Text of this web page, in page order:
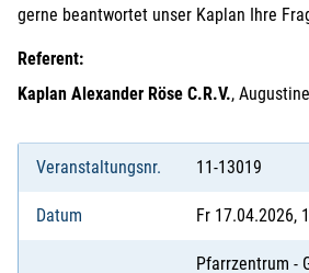
gerne beantwortet unser Kaplan Ihre
Referent:
Kaplan Alexander Röse C.R.V.,
Veranstaltungsnr. 11-13019
Datum Fr 17.04.2026,
Pfarrzentrum -